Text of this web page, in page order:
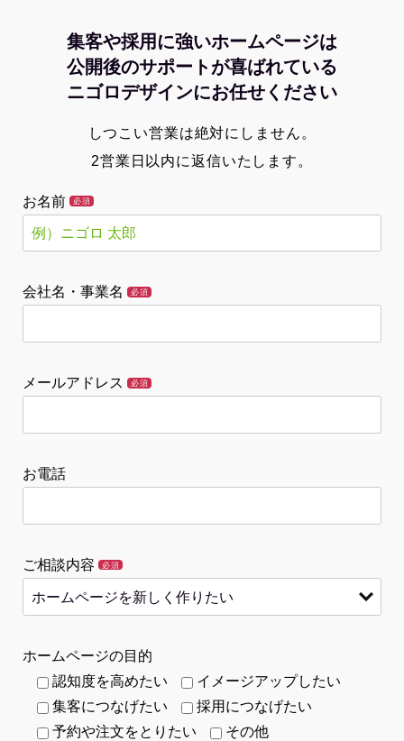
集客や採用に強いホームページは
公開後のサポートが喜ばれている
ニゴロデザインにお任せください
しつこい営業は絶対にしません。
2営業日以内に返信いたします。
お名前 必須
会社名・事業名 必須
メールアドレス 必須
お電話
ご相談内容 必須
ホームページの目的
認知度を高めたい
イメージアップしたい
集客につなげたい
採用につなげたい
予約や注文をとりたい
その他